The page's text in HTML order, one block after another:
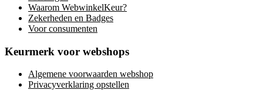
Waarom WebwinkelKeur?
Zekerheden en Badges
Voor consumenten
Keurmerk voor webshops
Algemene voorwaarden webshop
Privacyverklaring opstellen